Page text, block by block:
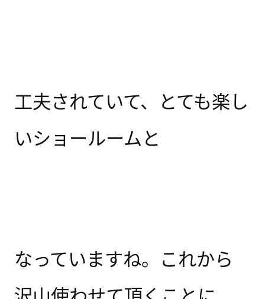
工夫されていて、とても楽し
いショールームと
なっていますね。これから